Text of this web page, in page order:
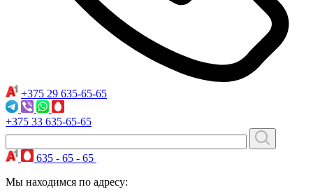
+375 29 635-65-65
+375 33 635-65-65
635 - 65 - 65
Мы находимся по адресу: